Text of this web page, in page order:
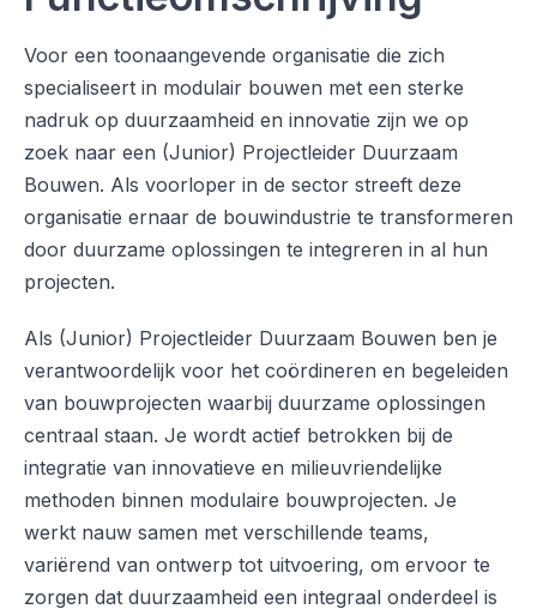
Voor een toonaangevende organisatie die zich
specialiseert in modulair bouwen met een sterke
nadruk op duurzaamheid en innovatie zijn we op
zoek naar een (Junior) Projectleider Duurzaam
Bouwen. Als voorloper in de sector streeft deze
organisatie ernaar de bouwindustrie te transformeren
door duurzame oplossingen te integreren in al hun
projecten.
Als (Junior) Projectleider Duurzaam Bouwen ben je
verantwoordelijk voor het coördineren en begeleiden
van bouwprojecten waarbij duurzame oplossingen
centraal staan. Je wordt actief betrokken bij de
integratie van innovatieve en milieuvriendelijke
methoden binnen modulaire bouwprojecten. Je
werkt nauw samen met verschillende teams,
variërend van ontwerp tot uitvoering, om ervoor te
zorgen dat duurzaamheid een integraal onderdeel is